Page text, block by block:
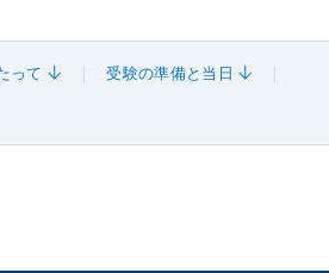
って
受験の準備と当日